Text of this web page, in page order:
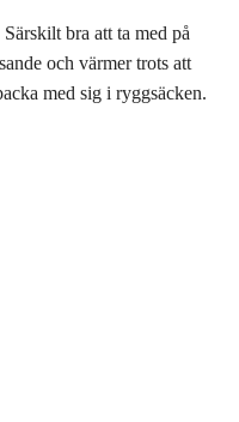
bra att ta med på
och värmer trots att
med sig i ryggsäcken.